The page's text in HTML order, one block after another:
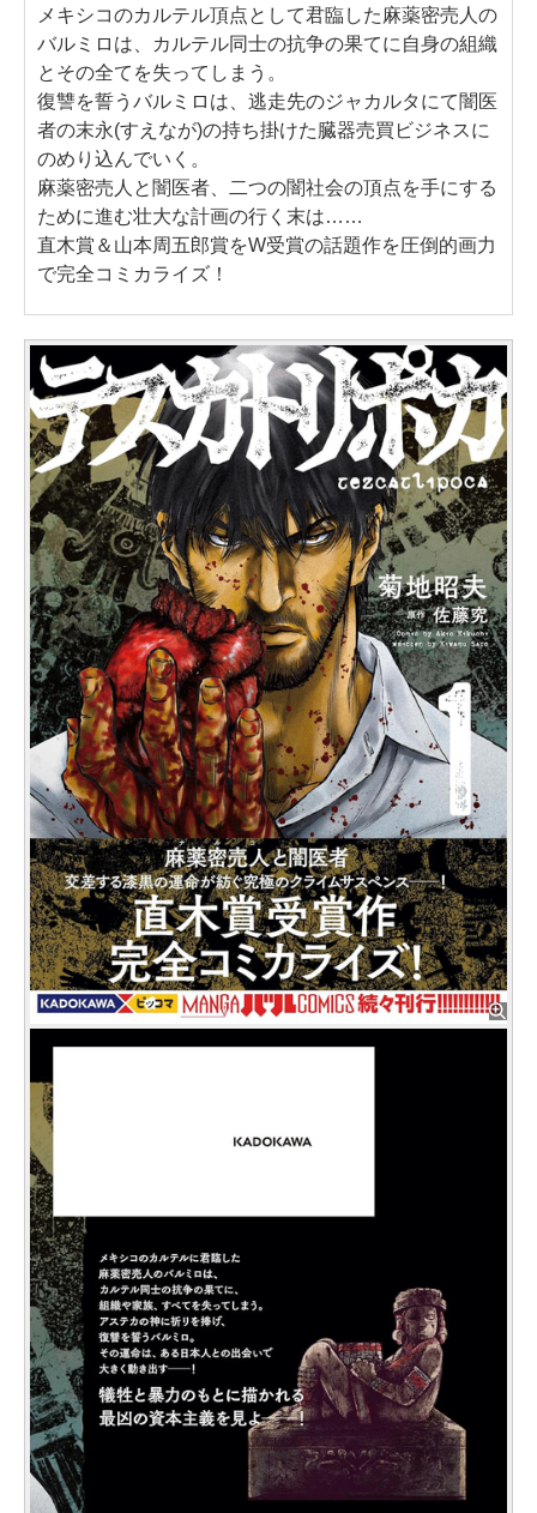
メキシコのカルテル頂点として君臨した麻薬密売人の
バルミロは、カルテル同士の抗争の果てに自身の組織
とその全てを失ってしまう。
復讐を誓うバルミロは、逃走先のジャカルタにて闇医
者の末永(すえなが)の持ち掛けた臓器売買ビジネスに
のめり込んでいく。
麻薬密売人と闇医者、二つの闇社会の頂点を手にする
ために進む壮大な計画の行く末は……
直木賞＆山本周五郎賞をW受賞の話題作を圧倒的画力
で完全コミカライズ！